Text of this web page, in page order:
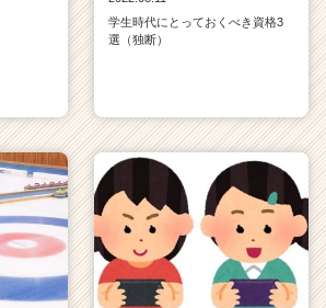
学生時代にとっておくべき資格3
選（独断）